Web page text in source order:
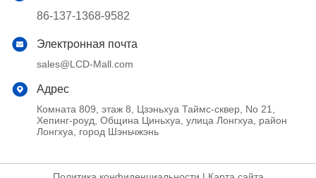
86-137-1368-9582
Электронная почта
sales@LCD-Mall.com
Адрес
Комната 809, этаж 8, Цзэньхуа Таймс-сквер, No 21,
Хепинг-роуд, Община Циньхуа, улица Лонгхуа, район
Лонгхуа, город Шэньчжэнь